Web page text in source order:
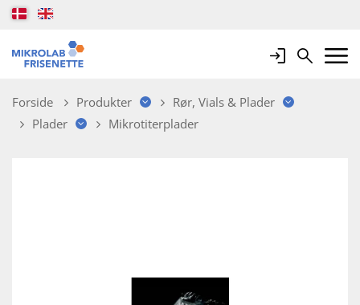
LoginSearchMobile
Forside Produkter
Rør, Vials & Plader
Plader
Mikrotiterplader